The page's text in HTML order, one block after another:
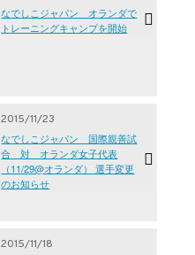
なでしこジャパン オランダで
トレーニングキャンプを開始
2015/11/23
なでしこジャパン 国際親善試
合 対 オランダ女子代表
（11/29@オランダ） 選手変更
のお知らせ
2015/11/18